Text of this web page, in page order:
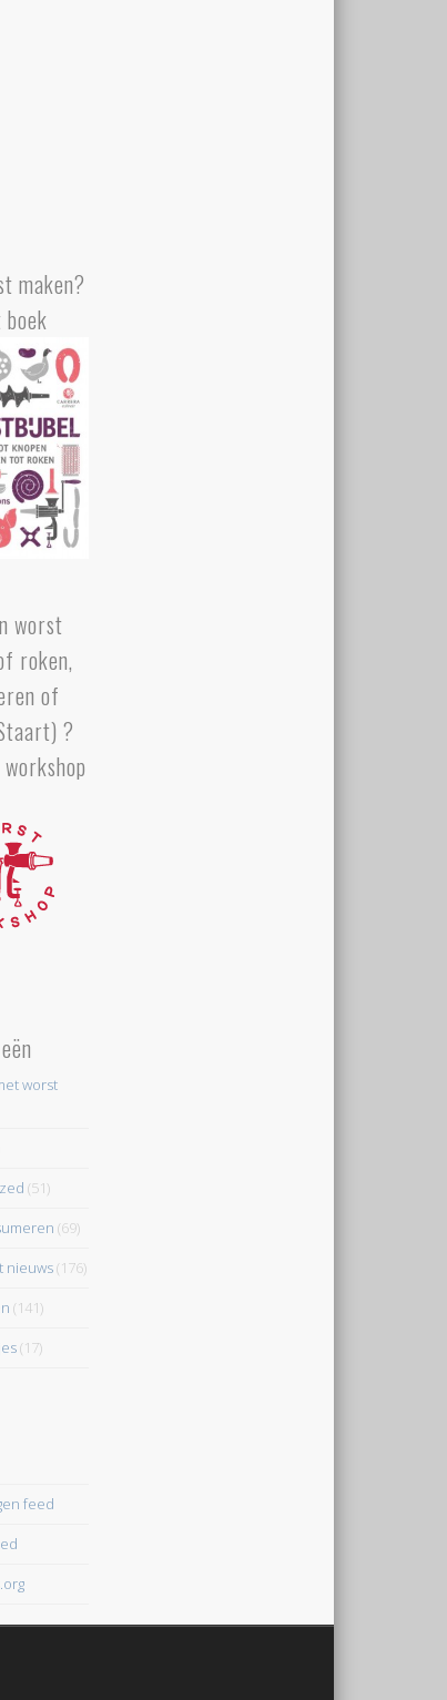
maken?
boek
worst
roken,
of
?
worst
(51)
(69)
nieuws(176)
(141)
(17)
feed